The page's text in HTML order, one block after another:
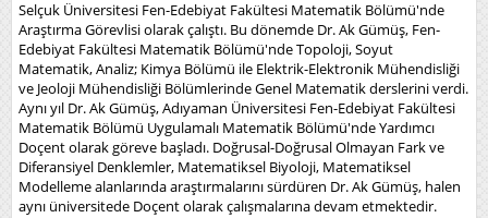
Selçuk Üniversitesi Fen-Edebiyat Fakültesi Matematik Bölümü'nde
Araştırma Görevlisi olarak çalıştı. Bu dönemde Dr. Ak Gümüş, Fen-
Edebiyat Fakültesi Matematik Bölümü'nde Topoloji, Soyut
Matematik, Analiz; Kimya Bölümü ile Elektrik-Elektronik Mühendisliği
ve Jeoloji Mühendisliği Bölümlerinde Genel Matematik derslerini verdi.
Aynı yıl Dr. Ak Gümüş, Adıyaman Üniversitesi Fen-Edebiyat Fakültesi
Matematik Bölümü Uygulamalı Matematik Bölümü'nde Yardımcı
Doçent olarak göreve başladı. Doğrusal-Doğrusal Olmayan Fark ve
Diferansiyel Denklemler, Matematiksel Biyoloji, Matematiksel
Modelleme alanlarında araştırmalarını sürdüren Dr. Ak Gümüş, halen
aynı üniversitede Doçent olarak çalışmalarına devam etmektedir.